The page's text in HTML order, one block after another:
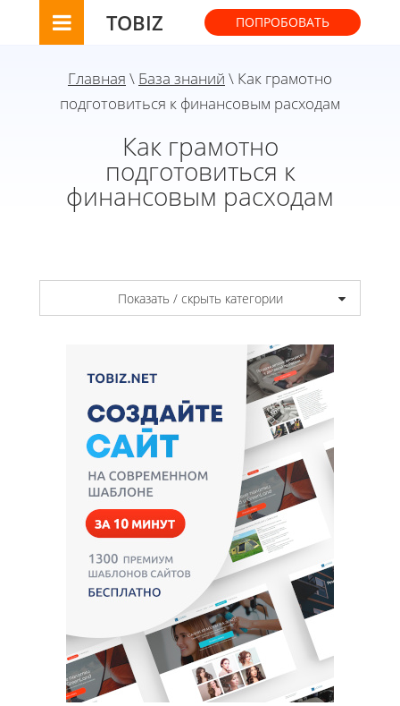
TOBIZ ПОПРОБОВАТЬ
Главная \ База знаний \ Как грамотно
подготовиться к финансовым расходам
Как грамотно
подготовиться к
финансовым расходам
Показать / скрыть категории